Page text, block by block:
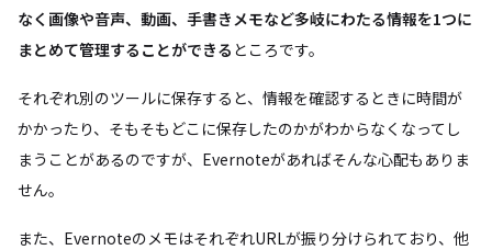
なく画像や音声、動画、手書きメモなど多岐にわたる情報を1つに
まとめて管理することができる ところです。
それぞれ別のツールに保存すると、情報を確認するときに時間が
かかったり、そもそもどこに保存したのかがわからなくなってし
まうことがあるのですが、Evernoteがあればそんな心配もありま
せん。
また、EvernoteのメモはそれぞれURLが振り分けられており、他